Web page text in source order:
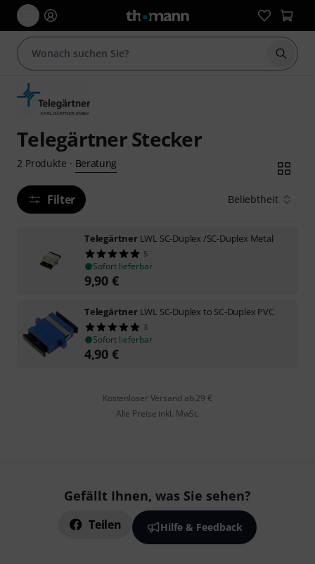
Suche
Telegärtner Stecker
2 Produkte · Beratung
Filter Beliebtheit
Telegärtner LWL SC-Duplex /SC-Duplex Metal
5
Sofort lieferbar
9,90 €
Telegärtner LWL SC-Duplex to SC-Duplex PVC
3
Sofort lieferbar
4,90 €
Kostenloser Versand ab 29 €
Alle Preise inkl. MwSt.
Gefällt Ihnen, was Sie sehen?
Teilen Hilfe & Feedback